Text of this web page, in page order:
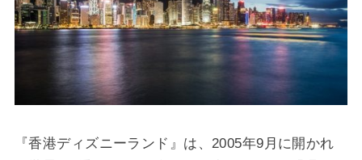
『香港ディズニーランド』は、2005年9月に開かれ